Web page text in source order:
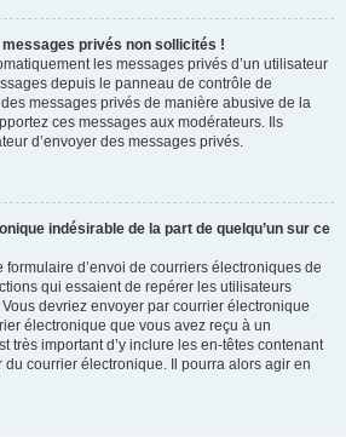
privés non sollicités !
les messages privés d’un utilisateur
depuis le panneau de contrôle de
des messages privés de manière abusive de la
ces messages aux modérateurs. Ils
d’envoyer des messages privés.
indésirable de la part de quelqu’un sur ce
formulaire d’envoi de courriers électroniques de
qui essaient de repérer les utilisateurs
devriez envoyer par courrier électronique
électronique que vous avez reçu à un
très important d’y inclure les en-têtes contenant
du courrier électronique. Il pourra alors agir en